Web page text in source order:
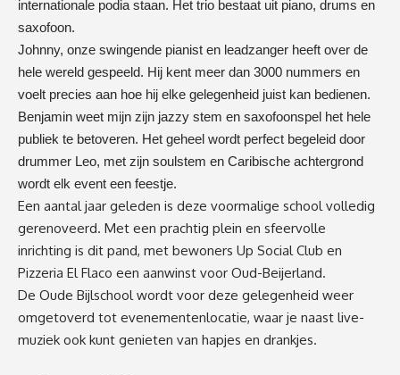
internationale podia staan. Het trio bestaat uit piano, drums en
saxofoon.
Johnny, onze swingende pianist en leadzanger heeft over de
hele wereld gespeeld. Hij kent meer dan 3000 nummers en
voelt precies aan hoe hij elke gelegenheid juist kan bedienen.
Benjamin weet mijn zijn jazzy stem en saxofoonspel het hele
publiek te betoveren. Het geheel wordt perfect begeleid door
drummer Leo, met zijn soulstem en Caribische achtergrond
wordt elk event een feestje.
Een aantal jaar geleden is deze voormalige school volledig
gerenoveerd. Met een prachtig plein en sfeervolle
inrichting is dit pand, met bewoners Up Social Club en
Pizzeria El Flaco een aanwinst voor Oud-Beijerland.
De Oude Bijlschool wordt voor deze gelegenheid weer
omgetoverd tot evenementenlocatie, waar je naast live-
muziek ook kunt genieten van hapjes en drankjes.